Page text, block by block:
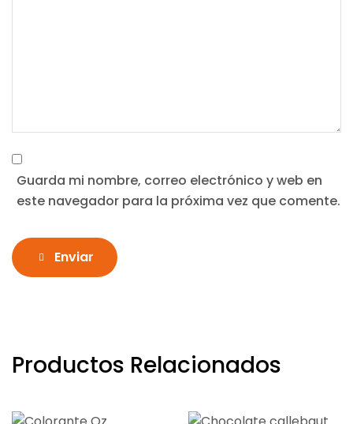
Guarda mi nombre, correo electrónico y web en
este navegador para la próxima vez que comente.
Enviar
Productos Relacionados